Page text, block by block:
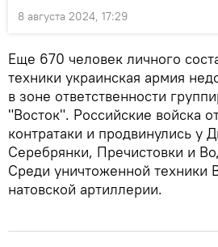
8 августа 2024, 17:29
Еще 670 человек личного
техники украинская армия
в зоне ответственности
"Восток". Российские войска
контратаки и продвинулись у
Серебрянки, Пречистовки и
Среди уничтоженной техники
натовской артиллерии.